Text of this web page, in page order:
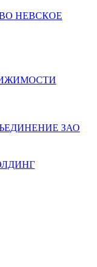
НЕВСКОЕ
ЗАО